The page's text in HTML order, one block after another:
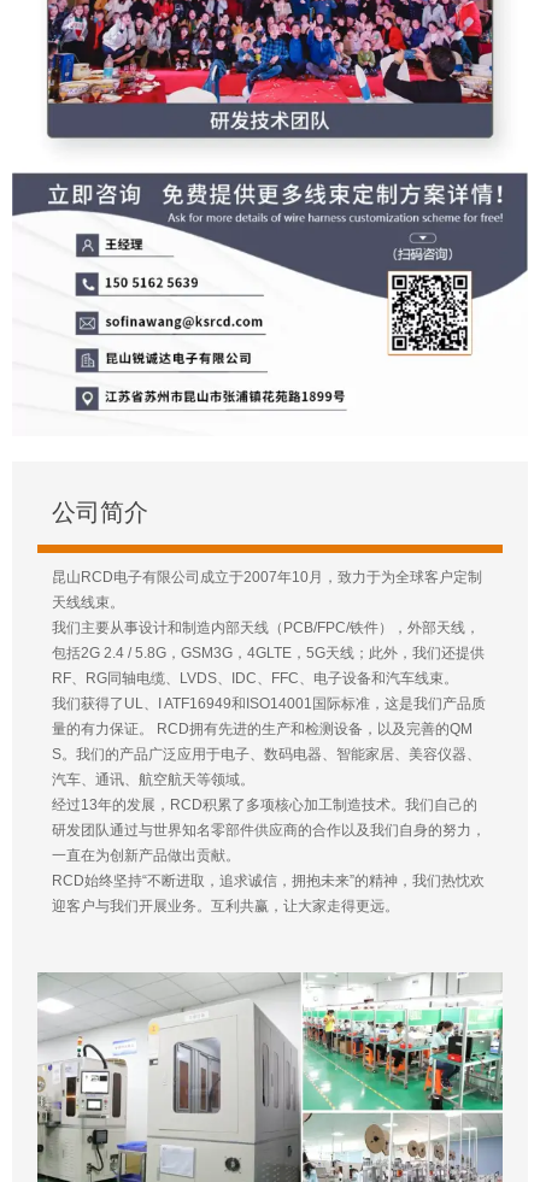
公司简介
昆山RCD电子有限公司成立于2007年10月，致力于为全球客户定制
天线线束。
我们主要从事设计和制造内部天线（PCB/FPC/铁件），外部天线，
包括2G 2.4 / 5.8G，GSM3G，4GLTE，5G天线；此外，我们还提供
RF、RG同轴电缆、LVDS、IDC、FFC、电子设备和汽车线束。
我们获得了UL、I ATF16949和ISO14001国际标准，这是我们产品质
量的有力保证。 RCD拥有先进的生产和检测设备，以及完善的QM
S。我们的产品广泛应用于电子、数码电器、智能家居、美容仪器、
汽车、通讯、航空航天等领域。
经过13年的发展，RCD积累了多项核心加工制造技术。我们自己的
研发团队通过与世界知名零部件供应商的合作以及我们自身的努力，
一直在为创新产品做出贡献。
RCD始终坚持“不断进取，追求诚信，拥抱未来”的精神，我们热忱欢
迎客户与我们开展业务。互利共赢，让大家走得更远。